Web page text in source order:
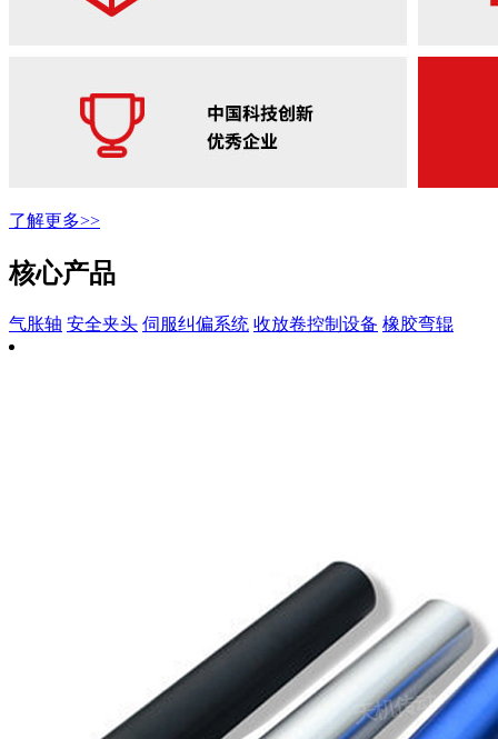
了解更多>>
核心产品
气胀轴 安全夹头 伺服纠偏系统 收放卷控制设备 橡胶弯辊